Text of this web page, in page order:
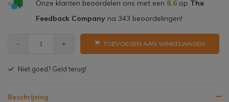
Onze klanten beoordelen ons met een 8,6op The
Feedback Companyna 343 beoordelingen!
- + TOEVOEGEN AAN WINKELWAGEN
Niet goed? Geld terug!
Beschrijving